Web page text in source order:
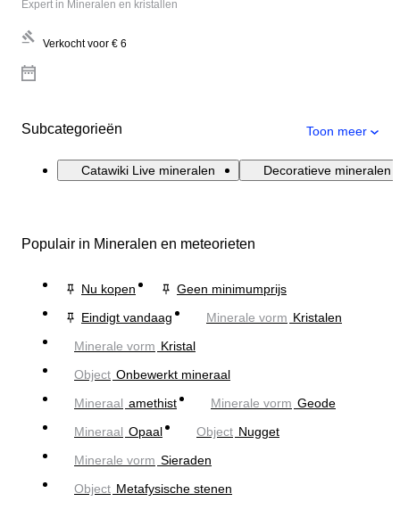
Expert in Mineralen en kristallen
Verkocht voor € 6
Subcategorieën Toon meer
Catawiki Live mineralen Decoratieve mineralen
Populair in Mineralen en meteorieten
Nu kopen
Geen minimumprijs
Eindigt vandaag
Minerale vorm Kristalen
Minerale vorm Kristal
Object Onbewerkt mineraal
Mineraal amethist Minerale vorm Geode
Mineraal Opaal Object Nugget
Minerale vorm Sieraden
Object Metafysische stenen